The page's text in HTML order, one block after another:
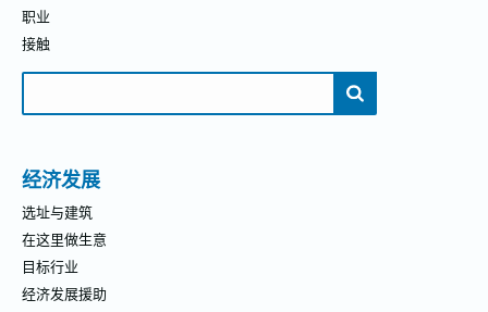
职业
接触
经济发展
选址与建筑
在这里做生意
目标行业
经济发展援助